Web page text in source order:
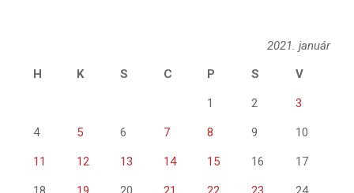
2021. január
H
K S C P S V
1 2 3
4 5 6 7 8 9 10
11 12 13 14 15 16 17